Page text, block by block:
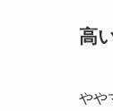
高
やや